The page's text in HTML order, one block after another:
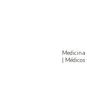
Medicina
|